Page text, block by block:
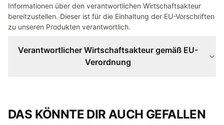
Informationen über den verantwortlichen Wirtschaftsakteur
bereitzustellen. Dieser ist für die Einhaltung der EU-Vorschriften
zu unseren Produkten verantwortlich.
Verantwortlicher Wirtschaftsakteur gemäß EU-
Verordnung
DAS KÖNNTE DIR AUCH GEFALLEN